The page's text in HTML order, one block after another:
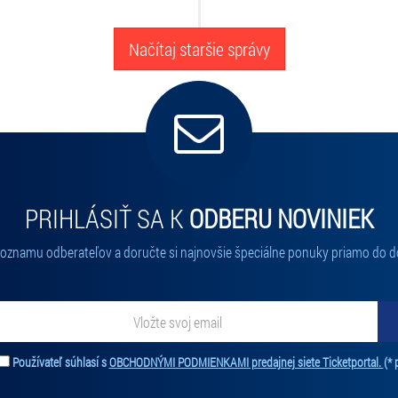
Načítaj staršie správy
PRIHLÁSIŤ SA K ODBERU NOVINIEK
odberateľov a doručte si najnovšie špeciálne ponuky priamo do
Používateľ súhlasí sOBCHODNÝMI PODMIENKAMI predajnej siete Ticketportal. (*